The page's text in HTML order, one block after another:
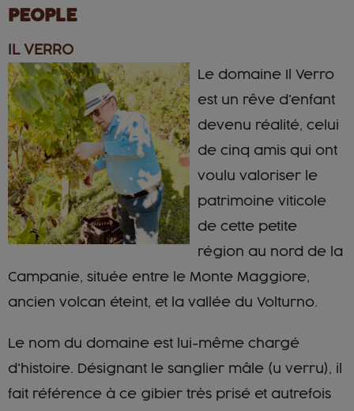
PEOPLE
IL VERRO
Le domaine Il Verro
est un rêve d'enfant
devenu réalité, celui
de cinq amis qui ont
voulu valoriser le
patrimoine viticole
de cette petite
région au nord de la
Campanie, située entre le Monte Maggiore,
ancien volcan éteint, et la vallée du Volturno.
Le nom du domaine est lui-même chargé
d'histoire. Désignant le sanglier mâle (u verru), il
fait référence à ce gibier très prisé et autrefois